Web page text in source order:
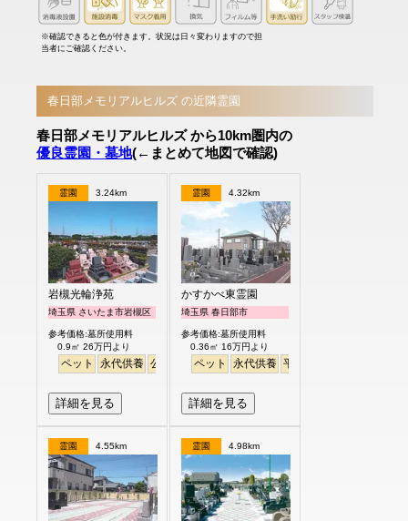
※確認できると色が付きます。状況は日々変わりますので担
当者にご確認ください。
春日部メモリアルヒルズ の近隣霊園
春日部メモリアルヒルズ から10km圏内の
優良霊園・墓地(←まとめて地図で確認)
霊園 3.24km
岩槻光輪浄苑
埼玉県 さいたま市岩槻区
参考価格:墓所使用料
0.9㎡ 26万円より
ペット 永代供養 公園墓地 芝生 見晴らし・眺望
詳細を見る
霊園 4.32km
かすかべ東霊園
埼玉県 春日部市
参考価格:墓所使用料
0.36㎡ 16万円より
ペット 永代供養 平坦
詳細を見る
霊園 4.55km 霊園 4.98km